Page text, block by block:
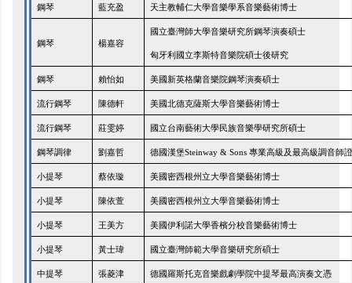
鋼琴 藍充盈 天主教輔仁大學音樂學系音樂藝術博士
鋼琴 楊嘉容
國立臺灣師大學音樂研究所鋼琴演奏碩士
匈牙利國立李斯特音樂院碩士後研究
鋼琴 賴怡如 美國新英格蘭音樂院鋼琴演奏碩士
流行鋼琴 陳德軒 美國北德克薩斯大學音樂藝術博士
流行鋼琴 莊雯婷 國立台南藝術大學民族音樂學研究所碩士
鋼琴調律 劉嘉哲 德國漢堡Steinway & Sons 專業高級及最高級調音師
小提琴 蔡依璇 美國密西根州立大學音樂藝術博士
小提琴 陳依萱 美國密西根州立大學音樂藝術博士
小提琴 王美方 美國伊利諾大學香檳分校音樂藝術博士
小提琴 黃士瑋 國立臺灣師範大學音樂研究所碩士
中提琴 張菱津 德國羅斯托克音樂戲劇學院中提琴最高演奏文憑